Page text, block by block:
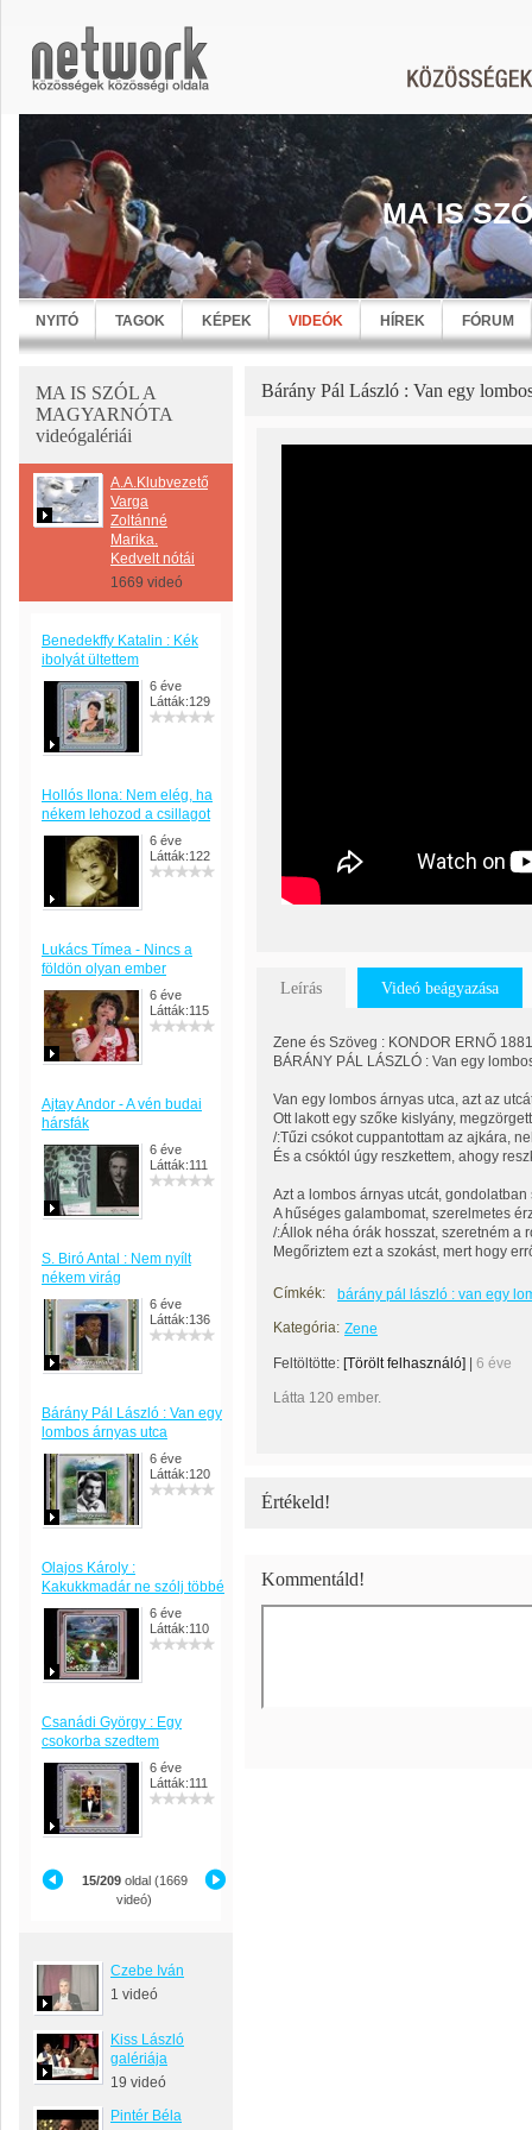
MA IS
NYITÓ TAGOK KÉPEK VIDEÓK HÍREK FÓRUM
MA IS SZÓL A
MAGYARNÓTA
videógalériái
A.A.Klubvezető
Varga
Zoltánné
Marika.
Kedvelt nótái
1669 videó
Benedekffy Katalin : Kék
ibolyát ültettem
6 éve
Látták:129
Hollós Ilona: Nem elég, ha
nékem lehozod a csillagot
6 éve
Látták:122
Lukács Tímea - Nincs a
földön olyan ember
6 éve
Látták:115
Ajtay Andor - A vén budai
hársfák
6 éve
Látták:111
S. Biró Antal : Nem nyílt
nékem virág
6 éve
Látták:136
Bárány Pál László : Van egy
lombos árnyas utca
6 éve
Látták:120
Olajos Károly :
Kakukkmadár ne szólj többé
6 éve
Látták:110
Csanádi György : Egy
csokorba szedtem
6 éve
Látták:111
15/209oldal (1669
videó)
Czebe Iván
1 videó
Kiss László
galériája
19 videó
Pintér Béla
Bárány Pál László : Van egy
Leírás Videó beágyazása
Zene és Szöveg : KONDOR ERNŐ
BÁRÁNY PÁL LÁSZLÓ : Van egy
Van egy lombos árnyas utca, azt az
Ott lakott egy szőke kislyány,
/:Tűzi csókot cuppantottam az ajkára,
És a csóktól úgy reszkettem, ahogy
Azt a lombos árnyas utcát,
A hűséges galambomat, szerelmetes
/:Állok néha órák hosszat, szeretném a
Megőriztem ezt a szokást, mert hogy
Címkék:
bárány pál lászló : van egy
Kategória: Zene
Feltöltötte: [Törölt felhasználó] 6 éve
Látta 120 ember.
Értékeld!
Kommentáld!